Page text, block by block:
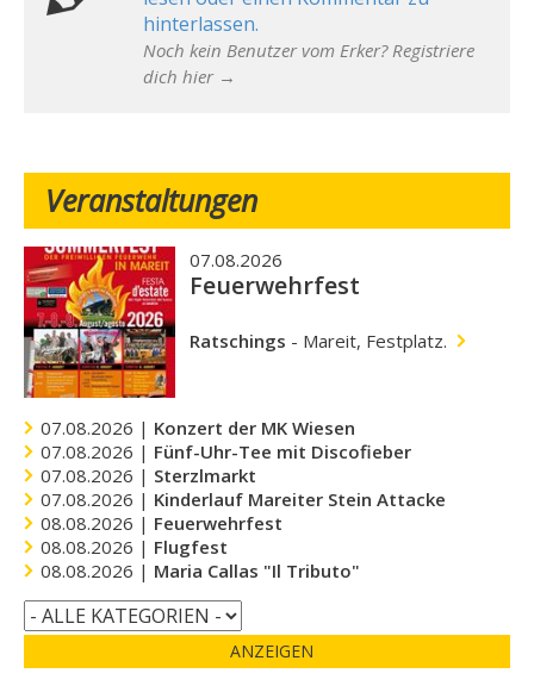
hinterlassen.
Noch kein Benutzer vom Erker? Registriere
dich hier →
Veranstaltungen
07.08.2026
Feuerwehrfest
Ratschings - Mareit, Festplatz.
07.08.2026 | Konzert der MK Wiesen
07.08.2026 | Fünf-Uhr-Tee mit Discofieber
07.08.2026 | Sterzlmarkt
07.08.2026 | Kinderlauf Mareiter Stein Attacke
08.08.2026 | Feuerwehrfest
08.08.2026 | Flugfest
08.08.2026 | Maria Callas "Il Tributo"
ANZEIGEN